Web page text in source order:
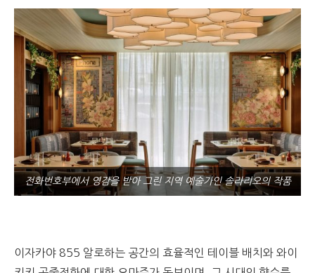
전화번호부에서 영감을 받아 그린 지역 예술가인 솔라리오의 작품
이자카야 855 알로하는 공간의 효율적인 테이블 배치와 와이